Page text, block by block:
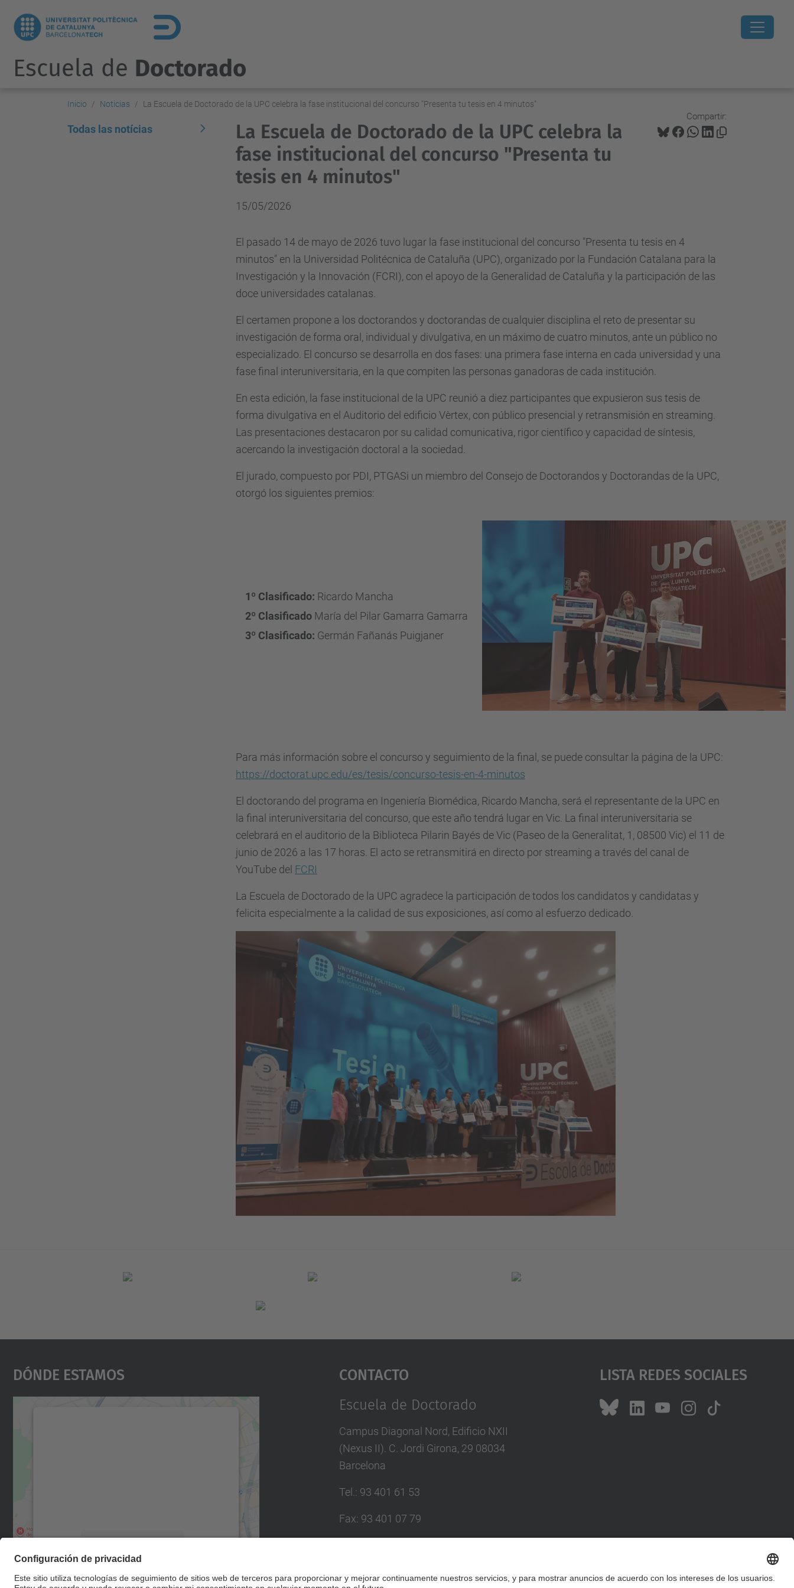
Escuela de Doctorado
Inicio Noticias La Escuela de Doctorado de la UPC celebra la fase institucional del concurso "Presenta tu tesis en 4 minutos"
Compartir:
La Escuela de Doctorado de la UPC celebra la
fase institucional del concurso "Presenta tu
tesis en 4 minutos"
15/05/2026
El pasado 14 de mayo de 2026 tuvo lugar la fase institucional del concurso "Presenta tu tesis en 4
minutos" en la Universidad Politécnica de Cataluña (UPC), organizado por la Fundación Catalana para la
Investigación y la Innovación (FCRI), con el apoyo de la Generalidad de Cataluña y la participación de las
doce universidades catalanas.
El certamen propone a los doctorandos y doctorandas de cualquier disciplina el reto de presentar su
investigación de forma oral, individual y divulgativa, en un máximo de cuatro minutos, ante un público no
especializado. El concurso se desarrolla en dos fases: una primera fase interna en cada universidad y una
fase final interuniversitaria, en la que compiten las personas ganadoras de cada institución.
En esta edición, la fase institucional de la UPC reunió a diez participantes que expusieron sus tesis de
forma divulgativa en el Auditorio del edificio Vèrtex, con público presencial y retransmisión en streaming.
Las presentaciones destacaron por su calidad comunicativa, rigor científico y capacidad de síntesis,
acercando la investigación doctoral a la sociedad.
El jurado, compuesto por PDI, PTGASi un miembro del Consejo de Doctorandos y Doctorandas de la UPC,
otorgó los siguientes premios:
1º Clasificado: Ricardo Mancha
2º Clasificado María del Pilar Gamarra Gamarra
3º Clasificado: Germán Fañanás Puigjaner
Para más información sobre el concurso y seguimiento de la final, se puede consultar la página de la UPC:
https://doctorat.upc.edu/es/tesis/concurso-tesis-en-4-minutos
El doctorando del programa en Ingeniería Biomédica, Ricardo Mancha, será el representante de la UPC en
la final interuniversitaria del concurso, que este año tendrá lugar en Vic. La final interuniversitaria se
celebrará en el auditorio de la Biblioteca Pilarin Bayés de Vic (Paseo de la Generalitat, 1, 08500 Vic) el 11 de
junio de 2026 a las 17 horas. El acto se retransmitirá en directo por streaming a través del canal de
YouTube del FCRI
La Escuela de Doctorado de la UPC agradece la participación de todos los candidatos y candidatas y
felicita especialmente a la calidad de sus exposiciones, así como al esfuerzo dedicado.
Todas las notícias
Dónde Estamos
Aceptar
Contacto
Escuela de Doctorado
Campus Diagonal Nord, Edificio NXII
(Nexus II). C. Jordi Girona, 29 08034
Barcelona
Tel. : 93 401 61 53
Fax: 93 401 07 79
Lista Redes Sociales